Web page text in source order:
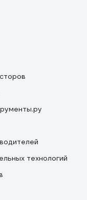
технологий